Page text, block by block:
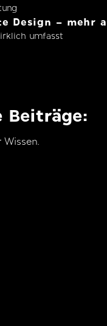
Design – mehr
umfasst
Beiträge: